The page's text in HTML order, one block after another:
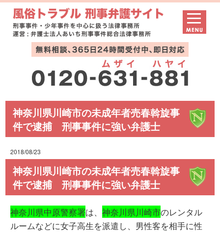
神奈川県川崎市の未成年者売春斡旋事
件で逮捕 刑事事件に強い弁護士
2018/08/23
神奈川県川崎市の未成年者売春斡旋事
件で逮捕 刑事事件に強い弁護士
神奈川県中原警察署は、神奈川県川崎市のレンタル
ルームなどに女子高生を派遣し、男性客を相手に性